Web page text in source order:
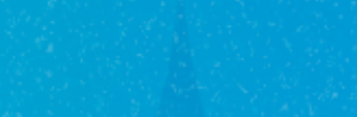
14 700 000₽